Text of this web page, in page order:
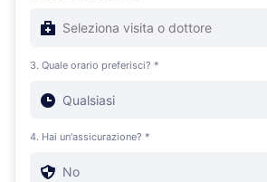
3. Quale orario preferisci? *
4. Hai un'assicurazione? *